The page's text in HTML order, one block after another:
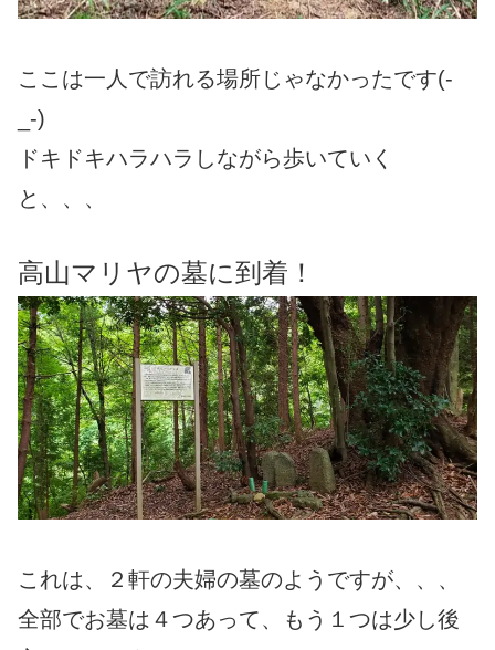
ここは一人で訪れる場所じゃなかったです(-
_-)
ドキドキハラハラしながら歩いていく
と、、、
高山マリヤの墓に到着！
これは、２軒の夫婦の墓のようですが、、、
全部でお墓は４つあって、もう１つは少し後